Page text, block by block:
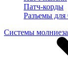
Патч-корды
Разъемы
Системы